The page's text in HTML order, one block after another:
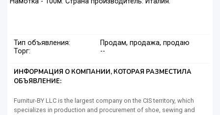
Тип объявления:
Продам, продажа, продаю
Торг:
--
ИНФОРМАЦИЯ О КОМПАНИИ, КОТОРАЯ РАЗМЕСТИЛА
ОБЪЯВЛЕНИЕ:
Furnitur-BY LLC is the largest company on the CIS territory, which
specializes in production and procurement of shoe, sewing and